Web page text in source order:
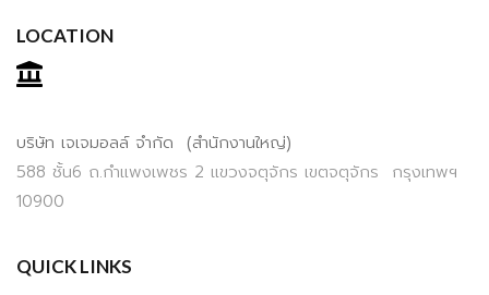
LOCATION
บริษัท เจเจมอลล์ จำกัด (สำนักงานใหญ่)
588 ชั้น6 ถ.กำแพงเพชร 2 แขวงจตุจักร เขตจตุจักร กรุงเทพฯ
10900
QUICK LINKS